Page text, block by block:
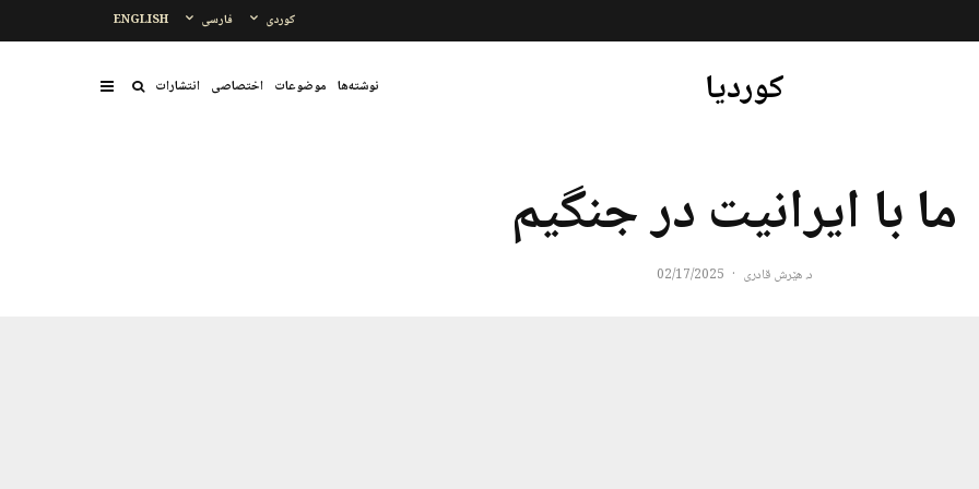
ENGLISH فارسی کوردی
کوردیا نوشتەها موضوعات اختصاصی انتشارات
ما با ایرانیت در جنگیم
د. هێرش قادری ·
02/17/2025